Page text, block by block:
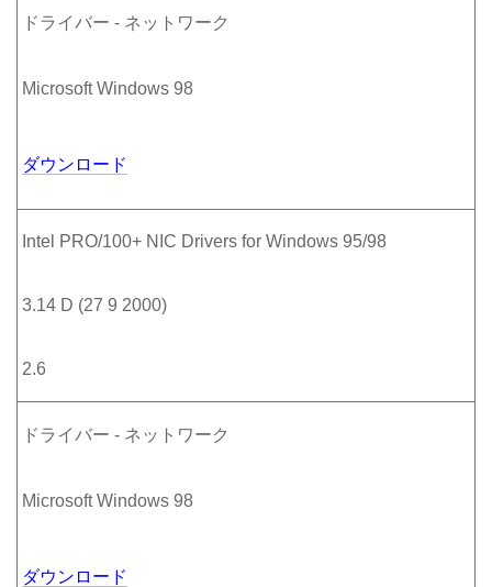
ドライバー - ネットワーク
Microsoft Windows 98
ダウンロード
Intel PRO/100+ NIC Drivers for Windows 95/98
3.14 D (27 9 2000)
2.6
ドライバー - ネットワーク
Microsoft Windows 98
ダウンロード